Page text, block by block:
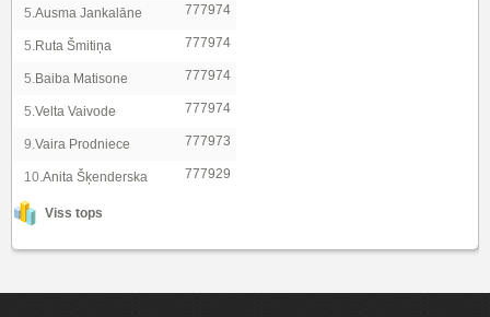
5.Ausma Jankalāne 777974
5.Ruta Šmitiņa 777974
5.Baiba Matisone 777974
5.Velta Vaivode 777974
9.Vaira Prodniece 777973
10.Anita Šķenderska 777929
Viss tops